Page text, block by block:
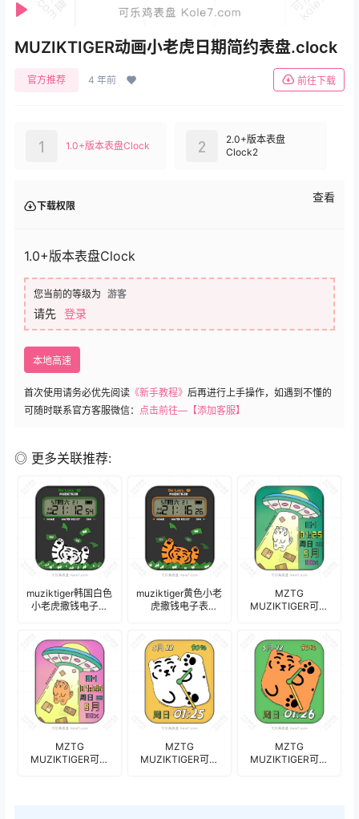
MUZIKTIGER动画小老虎日期简约表盘.clock
官方推荐 4 年前 前往下载
1.0+版本表盘Clock
1
2.0+版本表盘
Clock2
2
下载权限
查看
1.0+版本表盘Clock
您当前的等级为 游客
请先 登录
本地高速
首次使用请务必优先阅读 《新手教程》 后再进行上手操作，如遇到不懂的
可随时联系官方客服微信： 点击前往—【添加客服】
◎ 更多关联推荐:
muziktiger韩国白色
小老虎撒钱电子表
muziktiger黄色小老
虎撒钱电子表
MZTG
MUZIKTIGER可爱
表盘.clock
MZTG
MUZIKTIGER可爱
MZTG
MUZIKTIGER可爱
MZTG
MUZIKTIGER可爱